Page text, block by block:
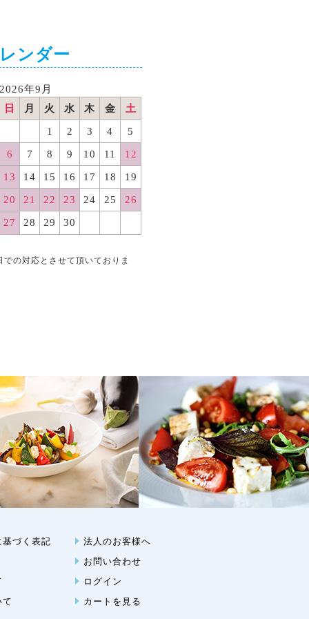
ンダー
2026年9月
日
月 火 水 木 金 土
1 2 3 4 5
6 7 8 9 10 11 12
13 14 15 16 17 18 19
20 21 22 23 24 25 26
27 28 29 30
の対応とさせて頂いておりま
づく表記
法人のお客様へ
お問い合わせ
ログイン
カートを見る